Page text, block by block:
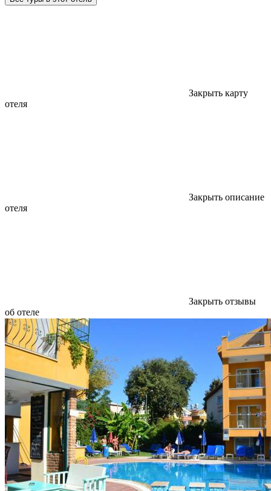
Закрыть карту
отеля
Закрыть описание
отеля
Закрыть отзывы
об отеле